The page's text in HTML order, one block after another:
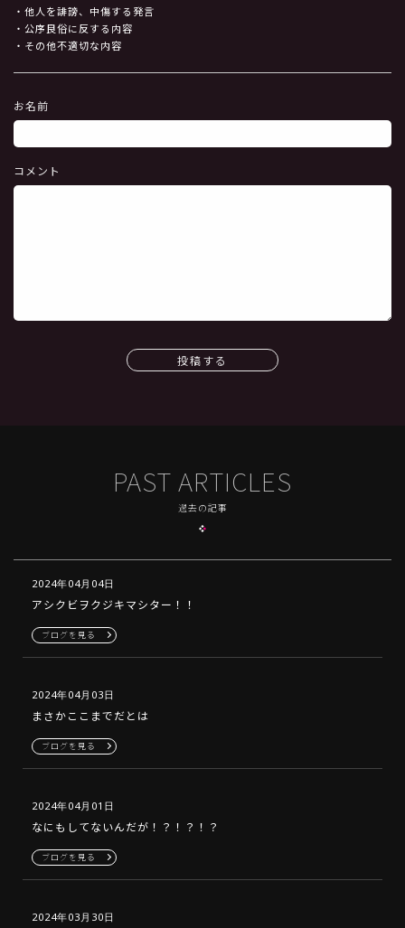
・他人を誹謗、中傷する発言
・公序良俗に反する内容
・その他不適切な内容
お名前
コメント
投稿する
PAST ARTICLES
過去の記事
2024年04月04日
アシクビヲクジキマシター！！
ブログを見る
2024年04月03日
まさかここまでだとは
ブログを見る
2024年04月01日
なにもしてないんだが！？！？！？
ブログを見る
2024年03月30日